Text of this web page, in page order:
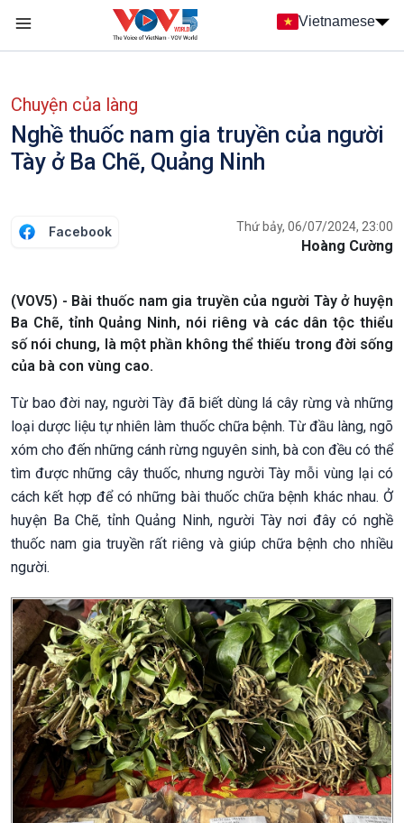
Nhảy đến nội dung
Vietnamese
Chuyện của làng
Nghề thuốc nam gia truyền của người
Tày ở Ba Chẽ, Quảng Ninh
Facebook Thứ bảy, 06/07/2024, 23:00
Hoàng Cường
(VOV5) - Bài thuốc nam gia truyền của người Tày ở huyện
Ba Chẽ, tỉnh Quảng Ninh, nói riêng và các dân tộc thiểu
số nói chung, là một phần không thể thiếu trong đời sống
của bà con vùng cao.
Từ bao đời nay, người Tày đã biết dùng lá cây rừng và những
loại dược liệu tự nhiên làm thuốc chữa bệnh. Từ đầu làng, ngõ
xóm cho đến những cánh rừng nguyên sinh, bà con đều có thể
tìm được những cây thuốc, nhưng người Tày mỗi vùng lại có
cách kết hợp để có những bài thuốc chữa bệnh khác nhau. Ở
huyện Ba Chẽ, tỉnh Quảng Ninh, người Tày nơi đây có nghề
thuốc nam gia truyền rất riêng và giúp chữa bệnh cho nhiều
người.